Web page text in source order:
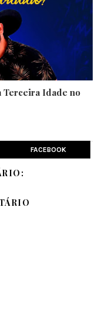
Terceira Idade no
FACEBOOK